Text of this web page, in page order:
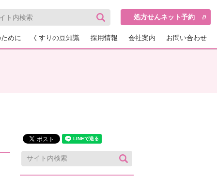
処方せんネット予約
めに くすりの豆知識 採用情報 会社案内 お問い合わせ